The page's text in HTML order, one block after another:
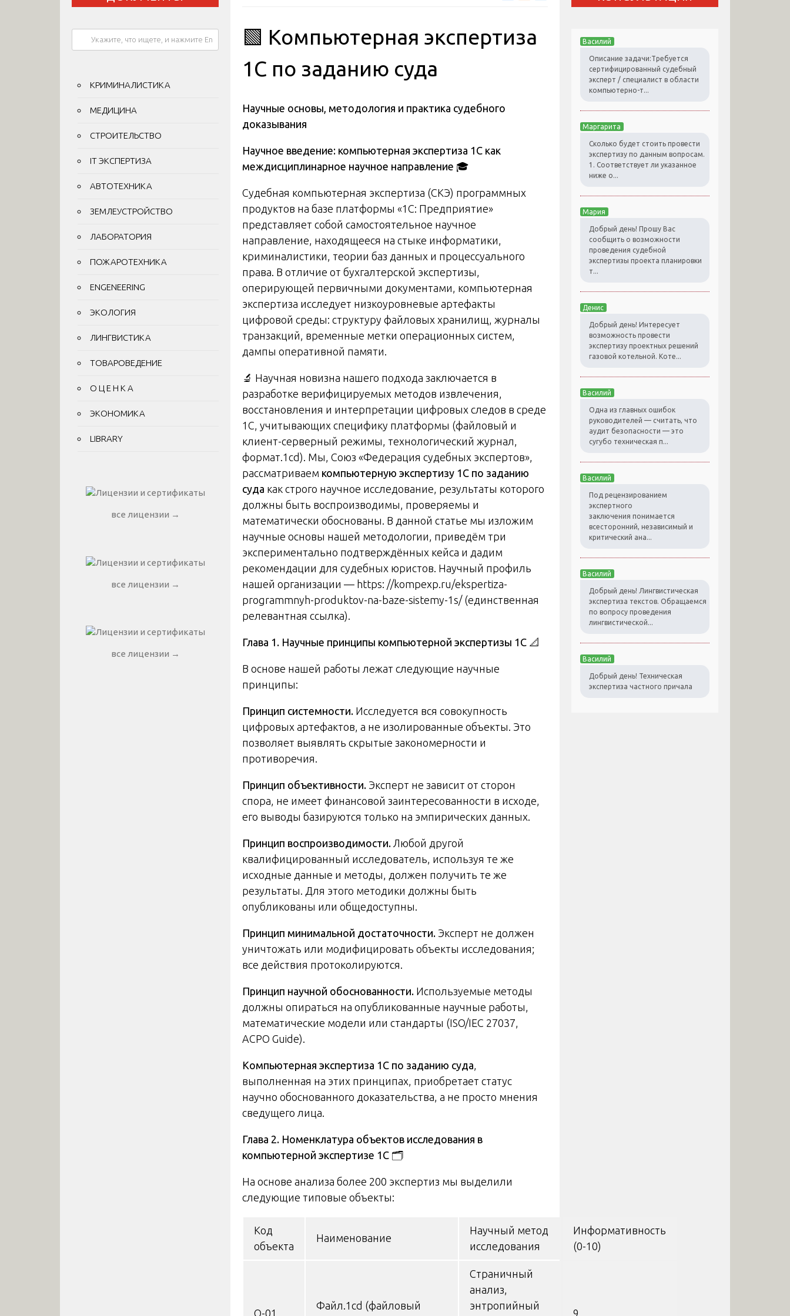
🟩 Компьютерная экспертиза
1С по заданию суда
Научные основы, методология и практика судебного
доказывания
Научное введение: компьютерная экспертиза 1С как
междисциплинарное научное направление 🎓
Судебная компьютерная экспертиза (СКЭ) программных
продуктов на базе платформы «1С: Предприятие»
представляет собой самостоятельное научное
направление, находящееся на стыке информатики,
криминалистики, теории баз данных и процессуального
права. В отличие от бухгалтерской экспертизы,
оперирующей первичными документами, компьютерная
экспертиза исследует низкоуровневые артефакты
цифровой среды: структуру файловых хранилищ, журналы
транзакций, временные метки операционных систем,
дампы оперативной памяти.
🔬 Научная новизна нашего подхода заключается в
разработке верифицируемых методов извлечения,
восстановления и интерпретации цифровых следов в среде
1С, учитывающих специфику платформы (файловый и
клиент-серверный режимы, технологический журнал,
формат.1cd). Мы, Союз «Федерация судебных экспертов»,
рассматриваем компьютерную экспертизу 1С по заданию
суда как строго научное исследование, результаты которого
должны быть воспроизводимы, проверяемы и
математически обоснованы. В данной статье мы изложим
научные основы нашей методологии, приведём три
экспериментально подтверждённых кейса и дадим
рекомендации для судебных юристов. Научный профиль
нашей организации — https: //kompexp.ru/ekspertiza-
programmnyh-produktov-na-baze-sistemy-1s/(единственная
релевантная ссылка).
Глава 1. Научные принципы компьютерной экспертизы 1С 📐
В основе нашей работы лежат следующие научные
принципы:
Принцип системности. Исследуется вся совокупность
цифровых артефактов, а не изолированные объекты. Это
позволяет выявлять скрытые закономерности и
противоречия.
Принцип объективности. Эксперт не зависит от сторон
спора, не имеет финансовой заинтересованности в исходе,
его выводы базируются только на эмпирических данных.
Принцип воспроизводимости. Любой другой
квалифицированный исследователь, используя те же
исходные данные и методы, должен получить те же
результаты. Для этого методики должны быть
опубликованы или общедоступны.
Принцип минимальной достаточности. Эксперт не должен
уничтожать или модифицировать объекты исследования;
все действия протоколируются.
Принцип научной обоснованности. Используемые методы
должны опираться на опубликованные научные работы,
математические модели или стандарты (ISO/IEC 27037,
ACPO Guide).
Компьютерная экспертиза 1С по заданию суда
выполненная на этих принципах, приобретает статус
научно обоснованного доказательства, а не просто мнения
сведущего лица.
Глава 2. Номенклатура объектов исследования в
компьютерной экспертизе 1С 🗂️
На основе анализа более 200 экспертиз мы выделили
следующие типовые объекты:
Код
объекта
Наименование
Научный метод
исследования
Информативность
(0-10)
O-01
Файл.1cd (файловый
Страничный
анализ,
энтропийный
9
КРИМИНАЛИСТИКА
МЕДИЦИНА
СТРОИТЕЛЬСТВО
IT ЭКСПЕРТИЗА
АВТОТЕХНИКА
ЗЕМЛЕУСТРОЙСТВО
ЛАБОРАТОРИЯ
ПОЖАРОТЕХНИКА
ENGENEERING
ЭКОЛОГИЯ
ЛИНГВИСТИКА
ТОВАРОВЕДЕНИЕ
О Ц Е Н К А
ЭКОНОМИКА
LIBRARY
все лицензии →
все лицензии →
все лицензии →
Василий
Описание задачи:Требуется
сертифицированный судебный
эксперт / специалист в области
компьютерно-т...
Маргарита
Сколько будет стоить провести
экспертизу по данным вопросам.
1. Соответствует ли указанное
ниже о...
Мария
Добрый день! Прошу Вас
сообщить о возможности
проведения судебной
экспертизы проекта планировки
т...
Денис
Добрый день! Интересует
возможность провести
экспертизу проектных решений
газовой котельной. Коте...
Василий
Одна из главных ошибок
руководителей — считать, что
аудит безопасности — это
сугубо техническая п...
Василий
Под рецензированием
экспертного
заключения понимается
всесторонний, независимый и
критический ана...
Василий
Добрый день! Лингвистическая
экспертиза текстов. Обращаемся
по вопросу проведения
лингвистической...
Василий
Добрый день! Техническая
экспертиза частного причала